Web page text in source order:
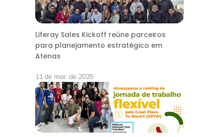
Liferay Sales Kickoff reúne parceiros
para planejamento estratégico em
Atenas
11 de mar. de 2025